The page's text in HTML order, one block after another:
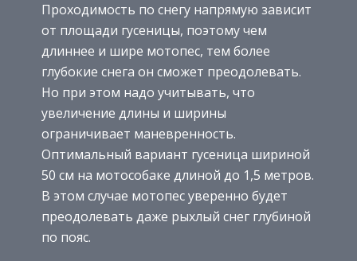
Проходимость по снегу напрямую зависит
от площади гусеницы, поэтому чем
длиннее и шире мотопес, тем более
глубокие снега он сможет преодолевать.
Но при этом надо учитывать, что
увеличение длины и ширины
ограничивает маневренность.
Оптимальный вариант гусеница шириной
50 см на мотособаке длиной до 1,5 метров.
В этом случае мотопес уверенно будет
преодолевать даже рыхлый снег глубиной
по пояс.